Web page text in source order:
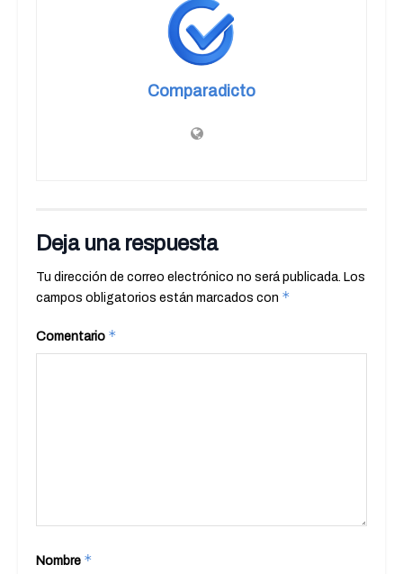
Comparadicto
Deja una respuesta
Tu dirección de correo electrónico no será publicada. Los
campos obligatorios están marcados con *
Comentario *
Nombre *